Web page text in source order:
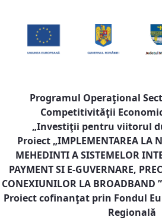
Programul Operaţional
Competitivităţii
„Investiţii pentru viitorul
Proiect „IMPLEMENTAREA LA
MEHEDINTI A SISTEMELOR
PAYMENT SI E-GUVERNARE,
CONEXIUNILOR LA BROADBAND
Proiect cofinanţat prin Fondul
Regională